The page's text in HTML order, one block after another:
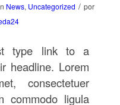
News, Uncategorized / por
type link to a
headline. Lorem
consectetuer
commodo ligula